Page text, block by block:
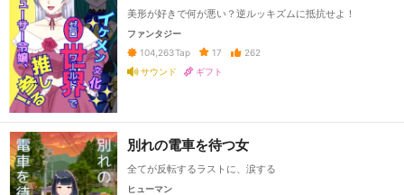
美形が好きで何が悪い？逆ルッキズムに抵抗せよ！
ファンタジー
104,263Tap 17
262
サウンド
ギフト
別れの電車を待つ女
全てが反転するラストに、涙する
ヒューマン